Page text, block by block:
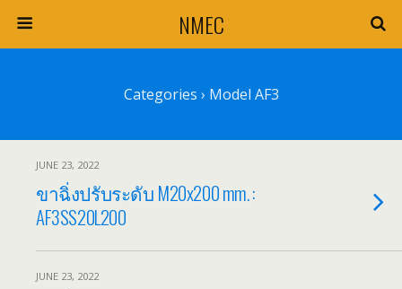
NMEC
Categories › Model AF3
JUNE 23, 2022
ขาฉิ่งปรับระดับ M20x200 mm. :
AF3SS20L200
JUNE 23, 2022